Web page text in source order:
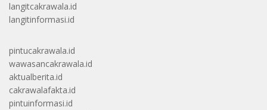
langitcakrawala.id
langitinformasi.id
pintucakrawala.id
wawasancakrawala.id
aktualberita.id
cakrawalafakta.id
pintuinformasi.id